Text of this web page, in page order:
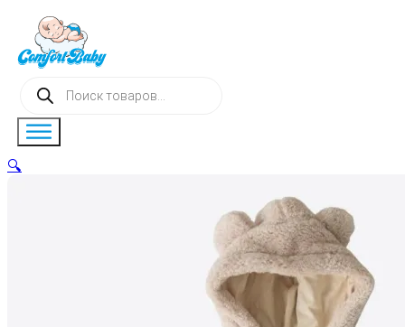
Поиск
товаров
🔍